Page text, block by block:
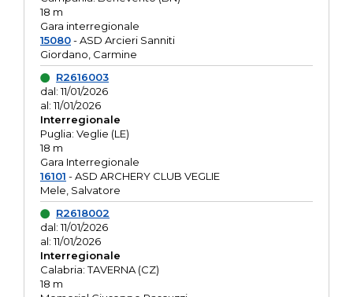
18 m
Gara interregionale
15080- ASD Arcieri Sanniti
Giordano, Carmine
R2616003
dal: 11/01/2026
al: 11/01/2026
Interregionale
Puglia: Veglie (LE)
18 m
Gara Interregionale
16101 - ASD ARCHERY CLUB VEGLIE
Mele, Salvatore
R2618002
dal: 11/01/2026
al: 11/01/2026
Interregionale
Calabria: TAVERNA (CZ)
18 m